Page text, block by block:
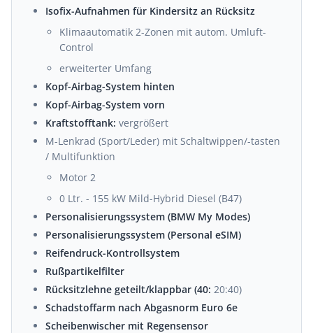
Isofix-Aufnahmen für Kindersitz an Rücksitz
Klimaautomatik 2-Zonen mit autom. Umluft-
Control
erweiterter Umfang
Kopf-Airbag-System hinten
Kopf-Airbag-System vorn
Kraftstofftank: vergrößert
M-Lenkrad (Sport/Leder) mit Schaltwippen/-tasten
/ Multifunktion
Motor 2
0 Ltr. - 155 kW Mild-Hybrid Diesel (B47)
Personalisierungssystem (BMW My Modes)
Personalisierungssystem (Personal eSIM)
Reifendruck-Kontrollsystem
Rußpartikelfilter
Rücksitzlehne geteilt/klappbar (40: 20:40)
Schadstoffarm nach Abgasnorm Euro 6e
Scheibenwischer mit Regensensor